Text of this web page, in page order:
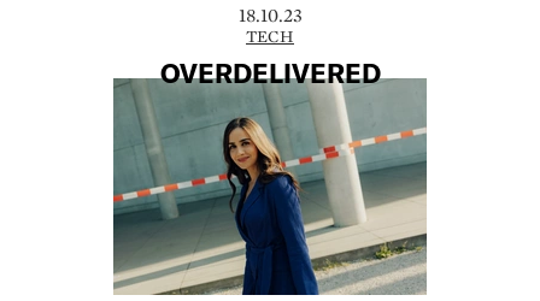
18.10.23
TECH
OVERDELIVERED